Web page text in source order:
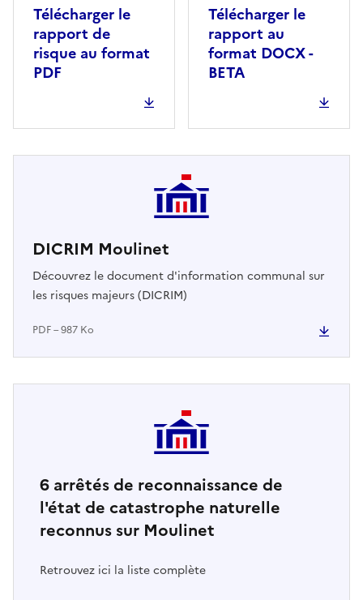
Télécharger le
rapport de
risque au format
PDF
Télécharger le
rapport au
format DOCX -
BETA
DICRIM Moulinet
PDF – 987 Ko
Découvrez le document d'information communal sur
les risques majeurs (DICRIM)
6 arrêtés de reconnaissance de
l'état de catastrophe naturelle
reconnus sur Moulinet
Retrouvez ici la liste complète